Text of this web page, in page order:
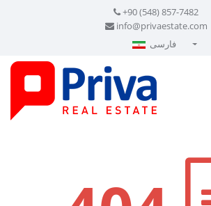
+90 (548) 857-7482
info@privaestate.com
فارسی
English - English
русский - Russian
العربية - Arabic
Crnogorski -